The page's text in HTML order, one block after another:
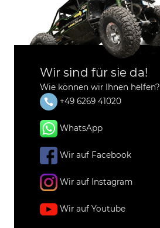
Wir sind für sie da!
Wie können wir Ihnen helfen?
+49 6269 41020
WhatsApp
Wir auf Facebook
Wir auf Instagram
Wir auf Youtube